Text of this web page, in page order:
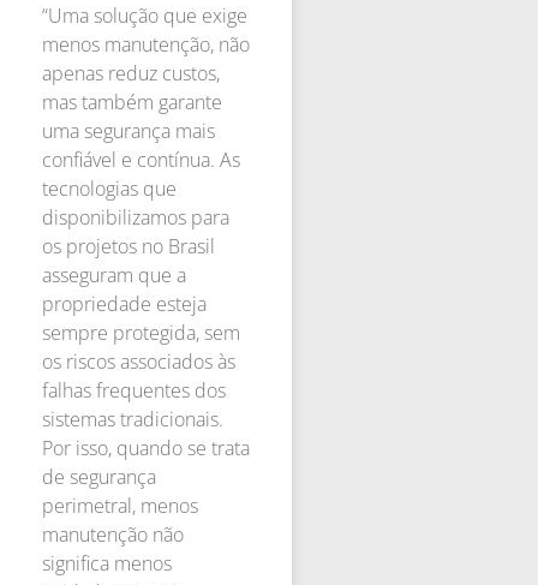
“Uma solução que exige
menos manutenção, não
apenas reduz custos,
mas também garante
uma segurança mais
confiável e contínua. As
tecnologias que
disponibilizamos para
os projetos no Brasil
asseguram que a
propriedade esteja
sempre protegida, sem
os riscos associados às
falhas frequentes dos
sistemas tradicionais.
Por isso, quando se trata
de segurança
perimetral, menos
manutenção não
significa menos